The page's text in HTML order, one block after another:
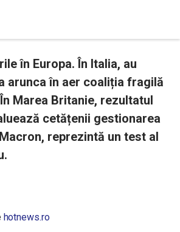
în Europa. În Italia, au
arunca în aer coaliția fragilă
Marea Britanie, rezultatul
cetățenii gestionarea
reprezintă un test al
hotnews.ro